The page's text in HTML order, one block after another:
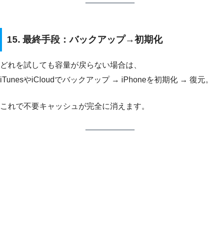
15. 最終手段：バックアップ→初期化
どれを試しても容量が戻らない場合は、
iTunesやiCloudでバックアップ → iPhoneを初期化 → 復元。
これで不要キャッシュが完全に消えます。